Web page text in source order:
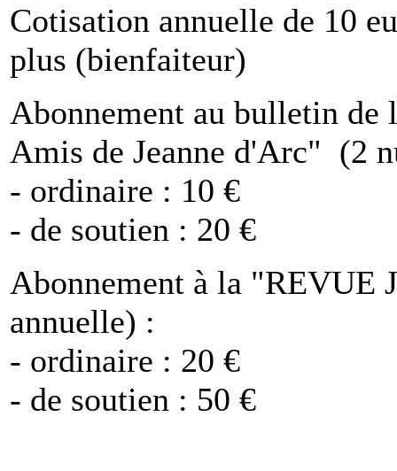
Cotisation annuelle de 10
plus (bienfaiteur)
Abonnement au bulletin
Amis de Jeanne d'Arc" (2
- ordinaire : 10 €
- de soutien : 20 €
Abonnement à la "REVUE
annuelle) :
- ordinaire : 20 €
- de soutien : 50 €